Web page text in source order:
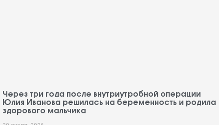
Через три года после внутриутробной операции
Юлия Иванова решилась на беременность и родила
здорового мальчика